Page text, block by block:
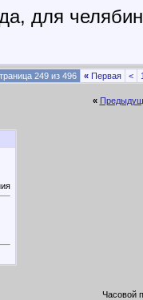
для
249 из 496 « Первая <
«
Часовой